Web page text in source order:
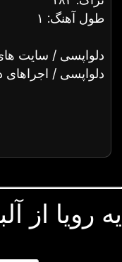
طول آهنگ: ۱
دلواپسی / سایت
دلواپسی / اجراهای
یه رویا از